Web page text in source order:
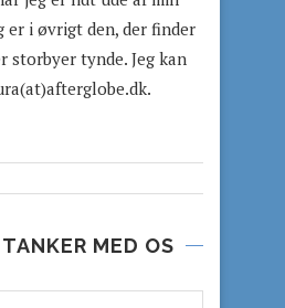
er i øvrigt den, der finder
storbyer tynde. Jeg kan
MED OS